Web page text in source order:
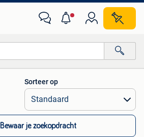
Alle afstanden…
Sorteer op
Bewaar je zoekopdracht